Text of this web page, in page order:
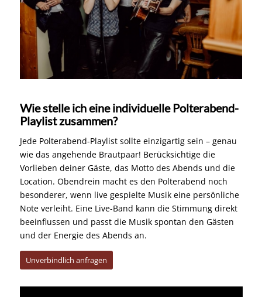
Wie stelle ich eine individuelle Polterabend-
Playlist zusammen?
Jede Polterabend-Playlist sollte einzigartig sein – genau
wie das angehende Brautpaar! Berücksichtige die
Vorlieben deiner Gäste, das Motto des Abends und die
Location. Obendrein macht es den Polterabend noch
besonderer, wenn live gespielte Musik eine persönliche
Note verleiht. Eine Live-Band kann die Stimmung direkt
beeinflussen und passt die Musik spontan den Gästen
und der Energie des Abends an.
Unverbindlich anfragen